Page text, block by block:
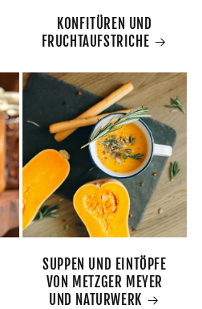
KONFITÜREN UND
FRUCHTAUFSTRICHE
SUPPEN UND EINTÖPFE
VON METZGER MEYER
UND NATURWERK